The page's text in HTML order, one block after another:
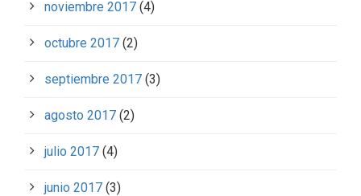
noviembre 2017 (4)
octubre 2017 (2)
septiembre 2017 (3)
agosto 2017 (2)
julio 2017 (4)
junio 2017 (3)